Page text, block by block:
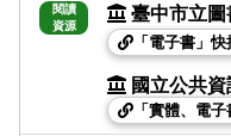
閱讀
資源
臺中市立圖
「電子書」快
國立公共
「實體、電